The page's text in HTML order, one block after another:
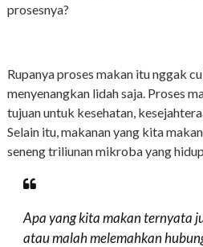
prosesnya?
Rupanya proses makan itu nggak
menyenangkan lidah saja. Proses
tujuan untuk kesehatan,
Selain itu, makanan yang kita
seneng triliunan mikroba yang
Apa yang kita makan ternyata
atau malah melemahkan